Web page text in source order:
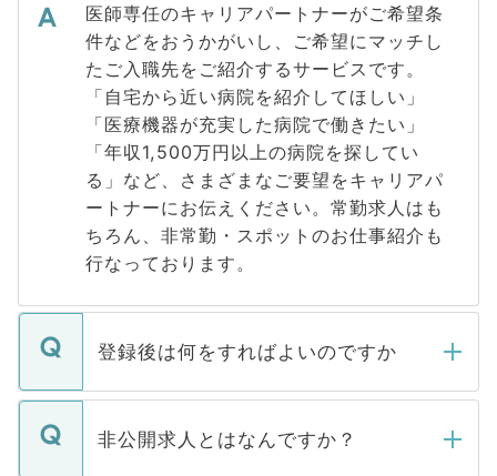
医師専任のキャリアパートナーがご希望条
件などをおうかがいし、ご希望にマッチし
たご入職先をご紹介するサービスです。
「自宅から近い病院を紹介してほしい」
「医療機器が充実した病院で働きたい」
「年収1,500万円以上の病院を探してい
る」など、さまざまなご要望をキャリアパ
ートナーにお伝えください。常勤求人はも
ちろん、非常勤・スポットのお仕事紹介も
行なっております。
登録後は何をすればよいのですか
ご登録いただきましたら、弊社担当者がご
登録内容を確認し、その後メールもしくは
非公開求人とはなんですか？